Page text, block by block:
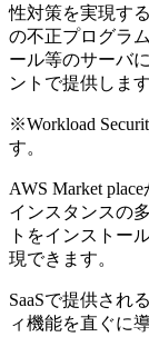
性対策を実現す
の不正プログラ
ール等のサーバ
ントで提供します
※Workload
す。
AWS Market
インスタンスの
トをインストー
現できます。
SaaSで提供され
ィ機能を直ぐに